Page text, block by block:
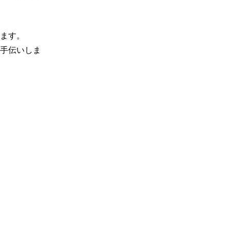
す。
伝いしま